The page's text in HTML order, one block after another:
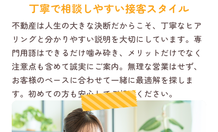
丁寧で相談しやすい接客スタイル
不動産は人生の大きな決断だからこそ、丁寧なヒア
リングと分かりやすい説明を大切にしています。専
門用語はできるだけ噛み砕き、メリットだけでなく
注意点も含めて誠実にご案内。無理な営業はせず、
お客様のペースに合わせて一緒に最適解を探しま
す。初めての方も安心してご相談ください。